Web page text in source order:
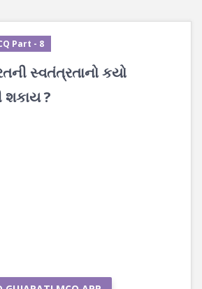
Part - 8
સ્વતંત્રતાનો કયો
શકાય ?